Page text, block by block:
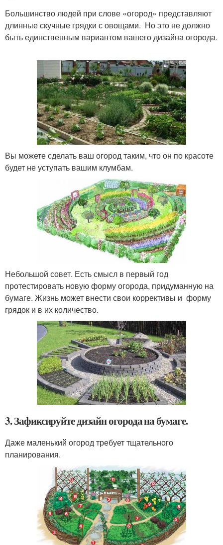
Большинство людей при слове «огород» представляют
длинные скучные грядки с овощами. Но это не должно
быть единственным вариантом вашего дизайна огорода.
Вы можете сделать ваш огород таким, что он по красоте
будет не уступать вашим клумбам.
Небольшой совет. Есть смысл в первый год
протестировать новую форму огорода, придуманную на
бумаге. Жизнь может внести свои коррективы и форму
грядок и в их количество.
3. Зафиксируйте дизайн огорода на бумаге.
Даже маленький огород требует тщательного
планирования.